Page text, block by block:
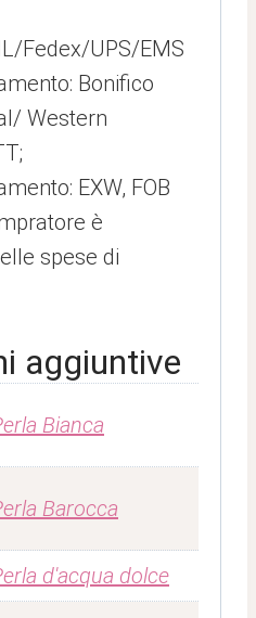
Fedex/UPS/EMS
Bonifico
Western
EXW, FOB
è
spese di
aggiuntive
Bianca
Barocca
d'acqua dolce